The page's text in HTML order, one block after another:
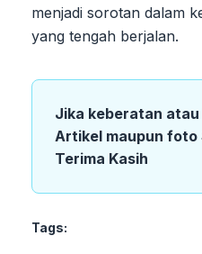
menjadi sorotan dalam
yang tengah berjalan.
Jika keberatan
Artikel maupun foto
Terima Kasih
Tags: